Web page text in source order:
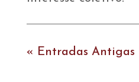
« Entradas Antigas